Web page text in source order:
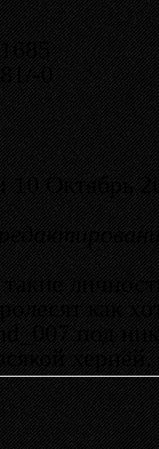
0
10 Октябрь
как
под